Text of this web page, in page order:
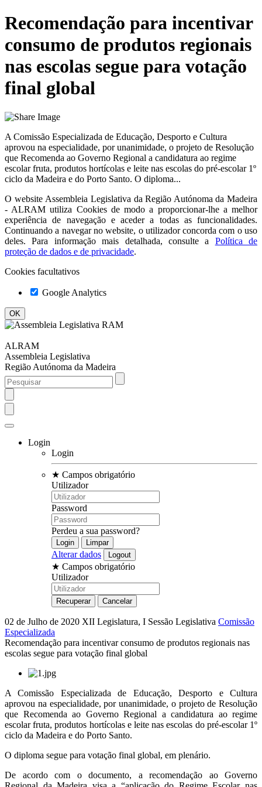
Recomendação para incentivar
consumo de produtos regionais
nas escolas segue para votação
final global
A Comissão Especializada de Educação, Desporto e Cultura
aprovou na especialidade, por unanimidade, o projeto de Resolução
que Recomenda ao Governo Regional a candidatura ao regime
escolar fruta, produtos hortícolas e leite nas escolas do pré-escolar 1º
ciclo da Madeira e do Porto Santo. O diploma...
O website Assembleia Legislativa da Região Autónoma da Madeira
- ALRAM utiliza Cookies de modo a proporcionar-lhe a melhor
experiência de navegação e aceder a todas as funcionalidades.
Continuando a navegar no website, o utilizador concorda com o uso
deles. Para informação mais detalhada, consulte a
Política de
proteção de dados e de privacidade.
Cookies facultativos
Google Analytics
ALRAM
Assembleia Legislativa
Região Autónoma da Madeira
Login
Login
★ Campos obrigatório
Utilizador
Password
Perdeu a sua password?
Alterar dados
★ Campos obrigatório
Utilizador
02 de Julho de 2020 XII Legislatura, I Sessão Legislativa Comissão
Especializada
Recomendação para incentivar consumo de produtos regionais nas
escolas segue para votação final global
A Comissão Especializada de Educação, Desporto e Cultura
aprovou na especialidade, por unanimidade, o projeto de Resolução
que Recomenda ao Governo Regional a candidatura ao regime
escolar fruta, produtos hortícolas e leite nas escolas do pré-escolar 1º
ciclo da Madeira e do Porto Santo.
O diploma segue para votação final global, em plenário.
De acordo com o documento, a recomendação ao Governo